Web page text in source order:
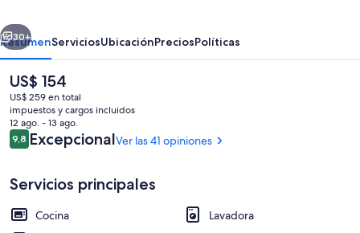
Terraza o patio
Siguiente
30+
ResumenServiciosUbicaciónPreciosPolíticas
El
precio
actual
es
de
US$ 154
US$ 154
US$ 259 en total
impuestos y cargos incluidos
12 ago. - 13 ago.
Opiniones
9,89,8 de 10
ExcepcionalVer las 41 opiniones
Servicios principales
Cocina
Lavadora